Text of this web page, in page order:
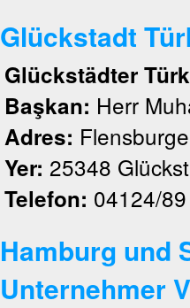
Glückstadt
Glückstädter
Başkan: Herr
Adres:
Yer: 25348
Telefon: 04124/
Hamburg und
Unternehmer